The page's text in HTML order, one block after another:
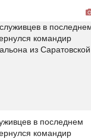
в последнем
командир